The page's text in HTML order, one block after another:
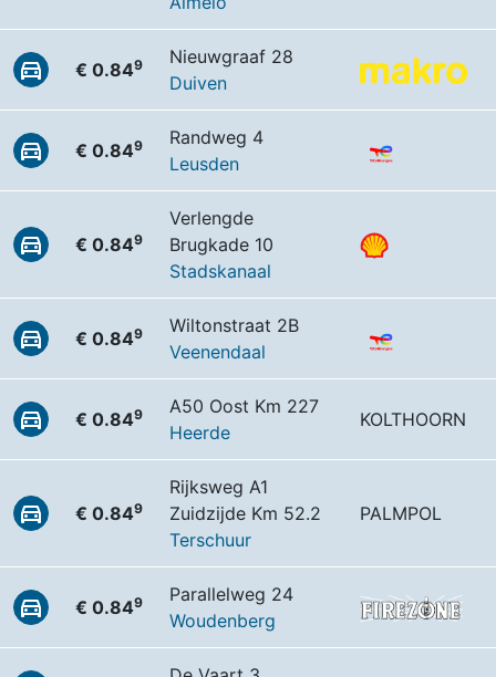
€ 0.849
Nieuwgraaf 28
Duiven
€ 0.849
Randweg 4
Leusden
€ 0.849
Verlengde
Brugkade 10
Stadskanaal
€ 0.849
Wiltonstraat 2B
Veenendaal
€ 0.849
A50 Oost Km 227
Heerde
KOLTHOORN
€ 0.849
Rijksweg A1
Zuidzijde Km 52.2
Terschuur
PALMPOL
€ 0.849
Parallelweg 24
Woudenberg